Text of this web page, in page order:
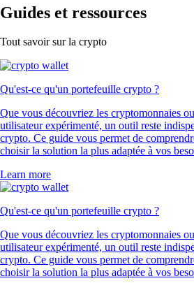
Guides et ressources
Tout savoir sur la crypto
Qu'est-ce qu'un portefeuille crypto ?
Que vous découvriez les cryptomonnaies
utilisateur expérimenté, un outil reste
crypto. Ce guide vous permet de
choisir la solution la plus adaptée à vos
Learn more
Qu'est-ce qu'un portefeuille crypto ?
Que vous découvriez les cryptomonnaies
utilisateur expérimenté, un outil reste
crypto. Ce guide vous permet de
choisir la solution la plus adaptée à vos